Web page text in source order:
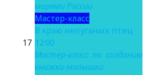
17
морями России
Мастер-класс
В краю непуганых птиц
12:00
Мастер-класс по созданию
книжки-малышки